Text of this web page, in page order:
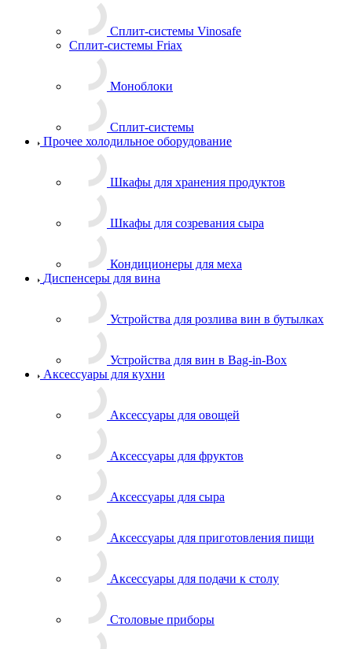
Сплит-системы Vinosafe
Сплит-системы Friax
Моноблоки
Сплит-системы
Прочее холодильное оборудование
Шкафы для хранения продуктов
Шкафы для созревания сыра
Кондиционеры для меха
Диспенсеры для вина
Устройства для розлива вин в бутылках
Устройства для вин в Bag-in-Box
Аксессуары для кухни
Аксессуары для овощей
Аксессуары для фруктов
Аксессуары для сыра
Аксессуары для приготовления пищи
Аксессуары для подачи к столу
Столовые приборы